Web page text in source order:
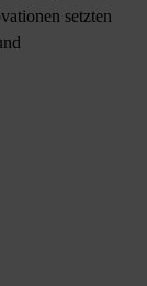
setzten